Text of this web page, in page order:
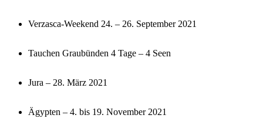
Verzasca-Weekend 24. – 26. September 2021
Tauchen Graubünden 4 Tage – 4 Seen
Jura – 28. März 2021
Ägypten – 4. bis 19. November 2021